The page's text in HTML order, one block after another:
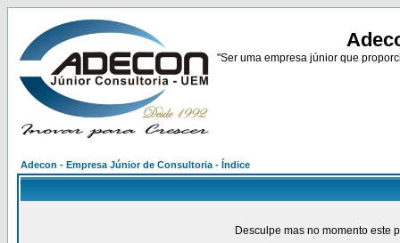
"Ser uma empresa júnior que
Adecon - Empresa Júnior de Consultoria - Índice
Desculpe mas no momento este